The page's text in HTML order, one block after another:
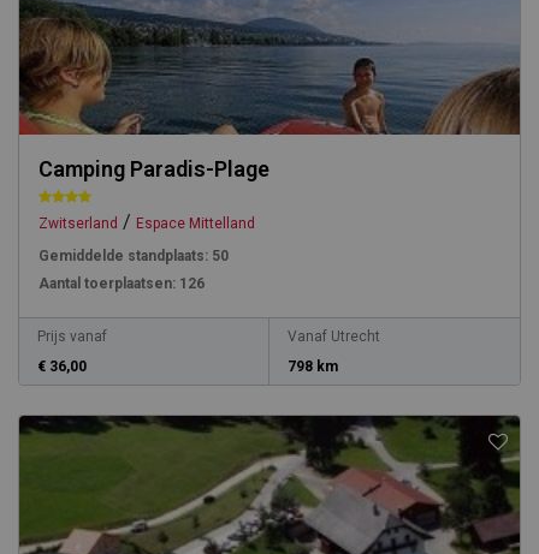
Camping Paradis-Plage
Zwitserland / Espace Mittelland
Gemiddelde standplaats: 50
Aantal toerplaatsen: 126
Prijs vanaf
€ 36,00
Vanaf Utrecht
798 km